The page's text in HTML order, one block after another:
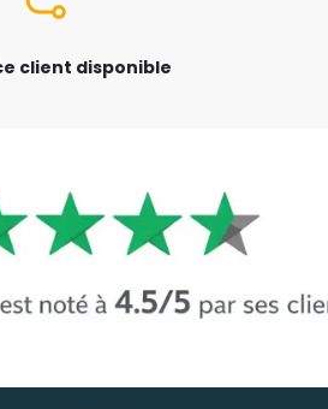
client disponible